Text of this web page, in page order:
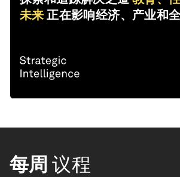
未来 正在影响经济、产业和
每周 议程